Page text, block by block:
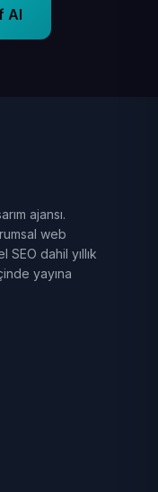
Al
ajansı.
web
SEO dahil yıllık
yayına